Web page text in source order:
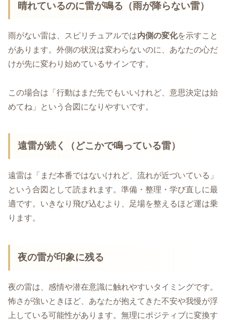
晴れているのに雷が鳴る（雨が降らない雷）
雨がない雷は、スピリチュアルでは内側の変化を示すこと
があります。外側の状況は変わらないのに、あなたの心だ
けが先に変わり始めているサインです。
この場合は「行動はまだ先でもいいけれど、意思決定は始
めてね」という合図になりやすいです。
遠雷が続く（どこかで鳴っている雷）
遠雷は「まだ本番ではないけれど、流れが近づいている」
という合図として読まれます。準備・整理・学び直しに最
適です。いきなり飛び込むより、足場を整えるほど運は乗
ります。
夜の雷が印象に残る
夜の雷は、感情や潜在意識に触れやすいタイミングです。
怖さが強いときほど、あなたが抱えてきた不安や我慢が浮
上している可能性があります。無理にポジティブに変換す